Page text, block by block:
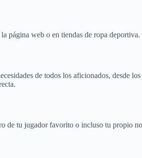
página web o en tiendas de ropa deportiva.
de todos los aficionados, desde
de tu jugador favorito o incluso tu propio